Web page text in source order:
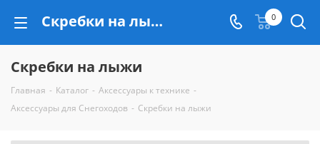
Скребки на лыжи 0
Скребки на лыжи
Главная - Каталог - Аксессуары к технике -
Аксессуары для Снегоходов - Скребки на лыжи